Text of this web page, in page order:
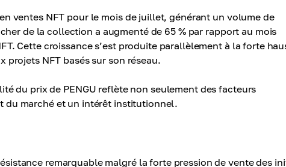
en ventes NFT pour le mois de juillet, générant un volume de
de la collection a augmenté de 65 % par rapport au mois
Cette croissance s’est produite parallèlement à la forte
projets NFT basés sur son réseau.
du prix de PENGU reflète non seulement des facteurs
du marché et un intérêt institutionnel.
remarquable malgré la forte pression de vente des